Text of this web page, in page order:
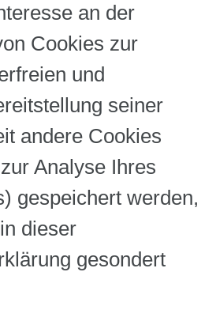
an der
Cookies zur
und
seiner
andere Cookies
Analyse Ihres
gespeichert werden,
dieser
gesondert